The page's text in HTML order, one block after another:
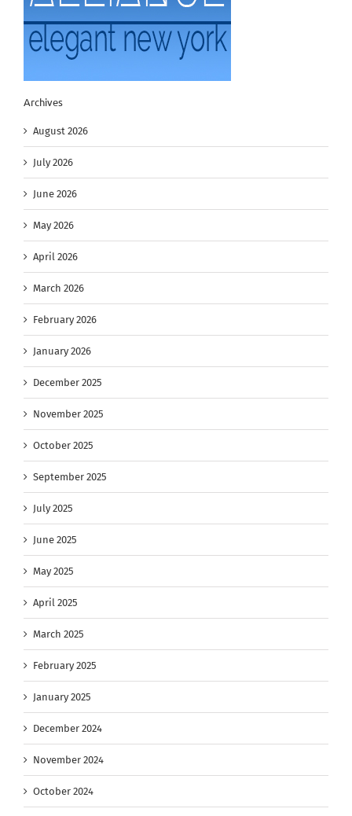
Archives
August 2026
July 2026
June 2026
May 2026
April 2026
March 2026
February 2026
January 2026
December 2025
November 2025
October 2025
September 2025
July 2025
June 2025
May 2025
April 2025
March 2025
February 2025
January 2025
December 2024
November 2024
October 2024